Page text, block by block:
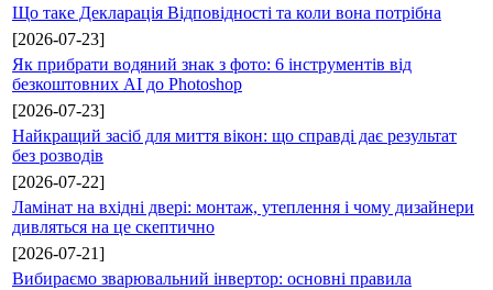
Що таке Декларація Відповідності та коли вона потрібна
[2026-07-23]
Як прибрати водяний знак з фото: 6 інструментів від
безкоштовних AI до Photoshop
[2026-07-23]
Найкращий засіб для миття вікон: що справді дає результат
без розводів
[2026-07-22]
Ламінат на вхідні двері: монтаж, утеплення і чому дизайнери
дивляться на це скептично
[2026-07-21]
Вибираємо зварювальний інвертор: основні правила